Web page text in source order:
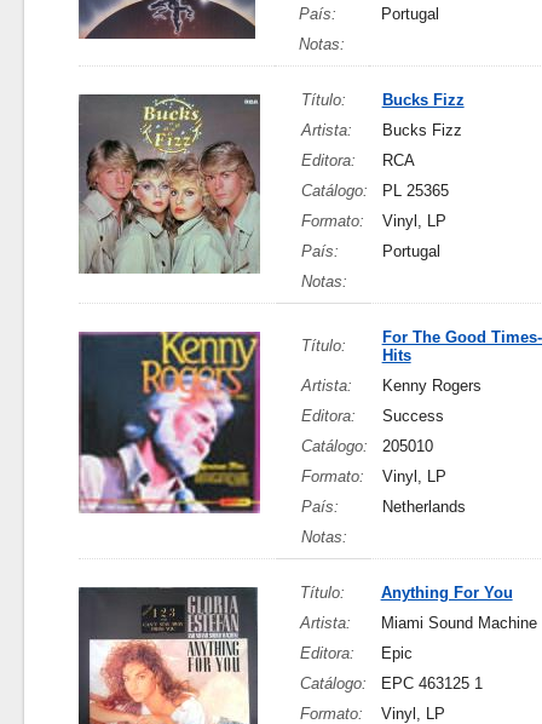
País:
Portugal
Notas:
Título:
Bucks Fizz
Artista:
Bucks Fizz
Editora:
RCA
Catálogo:
PL 25365
Formato:
Vinyl, LP
País:
Portugal
Notas:
Título:
For The Good
Hits
Artista:
Kenny Rogers
Editora:
Success
Catálogo:
205010
Formato:
Vinyl, LP
País:
Netherlands
Notas:
Título:
Anything For You
Artista:
Miami Sound Machine
Editora:
Epic
Catálogo:
EPC 463125 1
Formato:
Vinyl, LP